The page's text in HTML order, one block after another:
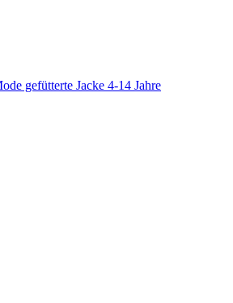
gefütterte Jacke 4-14 Jahre